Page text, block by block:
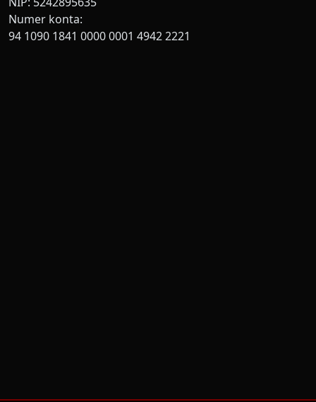
Numer konta:
94 1090 1841 0000 0001 4942 2221